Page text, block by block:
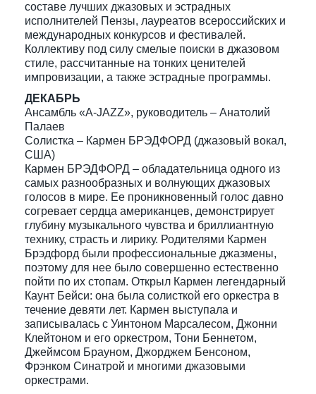
Контакты
составе лучших джазовых и эстрадных
исполнителей Пензы, лауреатов всероссийских и
международных конкурсов и фестивалей.
Коллективу под силу смелые поиски в джазовом
стиле, рассчитанные на тонких ценителей
импровизации, а также эстрадные программы.
ДЕКАБРЬ
Ансамбль «A-JAZZ», руководитель – Анатолий
Палаев
Солистка – Кармен БРЭДФОРД (джазовый вокал,
США)
Кармен БРЭДФОРД – обладательница одного из
самых разнообразных и волнующих джазовых
голосов в мире. Ее проникновенный голос давно
согревает сердца американцев, демонстрирует
глубину музыкального чувства и бриллиантную
технику, страсть и лирику. Родителями Кармен
Брэдфорд были профессиональные джазмены,
поэтому для нее было совершенно естественно
пойти по их стопам. Открыл Кармен легендарный
Каунт Бейси: она была солисткой его оркестра в
течение девяти лет. Кармен выступала и
записывалась с Уинтоном Марсалесом, Джонни
Клейтоном и его оркестром, Тони Беннетом,
Джеймсом Брауном, Джорджем Бенсоном,
Фрэнком Синатрой и многими джазовыми
оркестрами.